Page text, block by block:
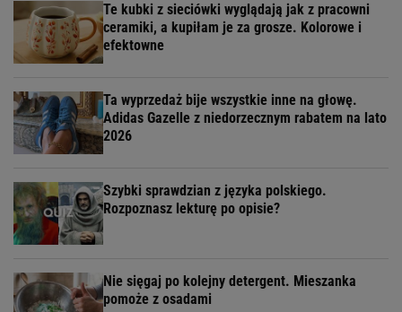
Te kubki z sieciówki wyglądają jak z pracowni
ceramiki, a kupiłam je za grosze. Kolorowe i
efektowne
Ta wyprzedaż bije wszystkie inne na głowę.
Adidas Gazelle z niedorzecznym rabatem na lato
2026
Szybki sprawdzian z języka polskiego.
Rozpoznasz lekturę po opisie?
Nie sięgaj po kolejny detergent. Mieszanka
pomoże z osadami